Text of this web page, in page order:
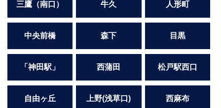
三鷹（南口） 牛久 人形町
中央前橋 森下 目黒
「神田駅」 西蒲田 松戸駅西口
自由ヶ丘 上野(浅草口) 西麻布